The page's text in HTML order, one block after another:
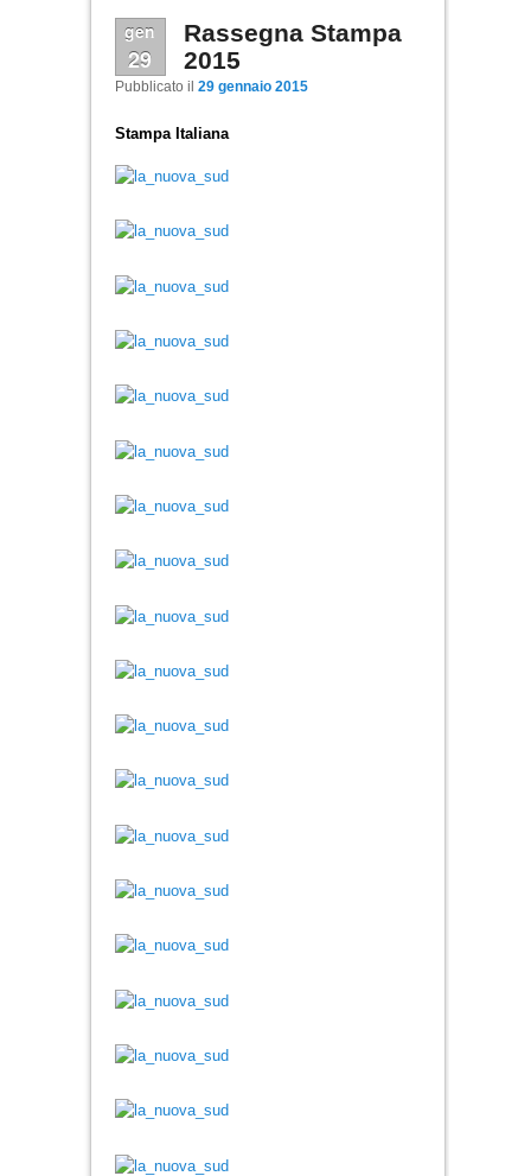
gen
29
Rassegna Stampa
2015
Pubblicato il 29 gennaio 2015
Stampa Italiana